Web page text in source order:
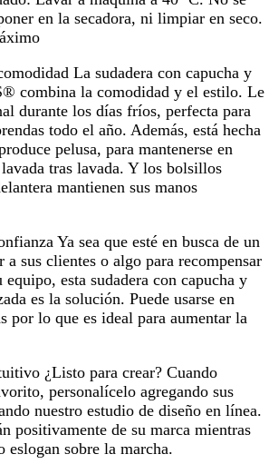
en la secadora, ni limpiar en seco.
La sudadera con capucha y
combina la comodidad y el estilo. Le
durante los días fríos, perfecta para
todo el año. Además, está hecha
pelusa, para mantenerse en
tras lavada. Y los bolsillos
mantienen sus manos
Ya sea que esté en busca de un
a sus clientes o algo para recompensar
esta sudadera con capucha y
es la solución. Puede usarse en
por lo que es ideal para aumentar la
¿Listo para crear? Cuando
personalícelo agregando sus
nuestro estudio de diseño en línea.
positivamente de su marca mientras
eslogan sobre la marcha.